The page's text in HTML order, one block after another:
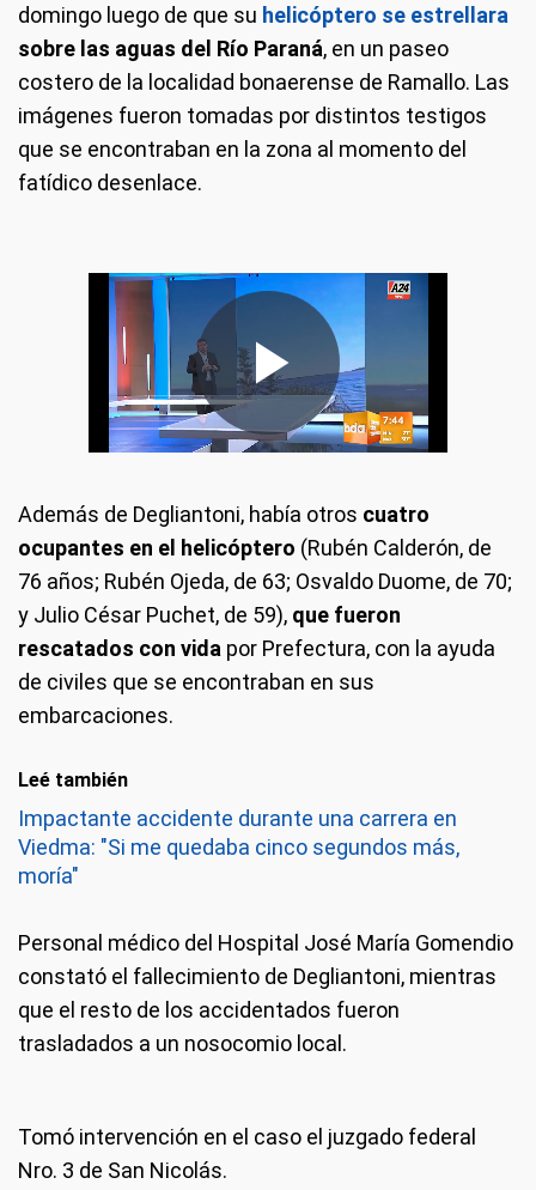
domingo luego de que su helicóptero se estrellara
sobre las aguas del Río Paraná, en un paseo
costero de la localidad bonaerense de Ramallo. Las
imágenes fueron tomadas por distintos testigos
que se encontraban en la zona al momento del
fatídico desenlace.
Además de Degliantoni, había otros cuatro
ocupantes en el helicóptero (Rubén Calderón, de
76 años; Rubén Ojeda, de 63; Osvaldo Duome, de 70;
y Julio César Puchet, de 59), que fueron
rescatados con vida por Prefectura, con la ayuda
de civiles que se encontraban en sus
embarcaciones.
Leé también
Impactante accidente durante una carrera en
Viedma: "Si me quedaba cinco segundos más,
moría"
Personal médico del Hospital José María Gomendio
constató el fallecimiento de Degliantoni, mientras
que el resto de los accidentados fueron
trasladados a un nosocomio local.
Tomó intervención en el caso el juzgado federal
Nro. 3 de San Nicolás.